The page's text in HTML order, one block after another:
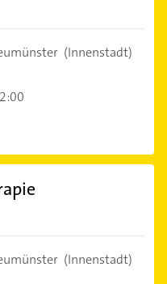
(Innenstadt)
(Innenstadt)